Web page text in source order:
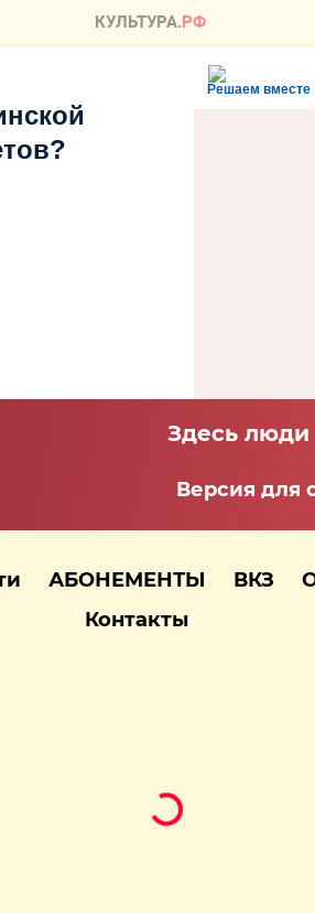
Решаем вместе
Здесь люди
Версия для
АБОНЕМЕНТЫ ВКЗ
Контакты